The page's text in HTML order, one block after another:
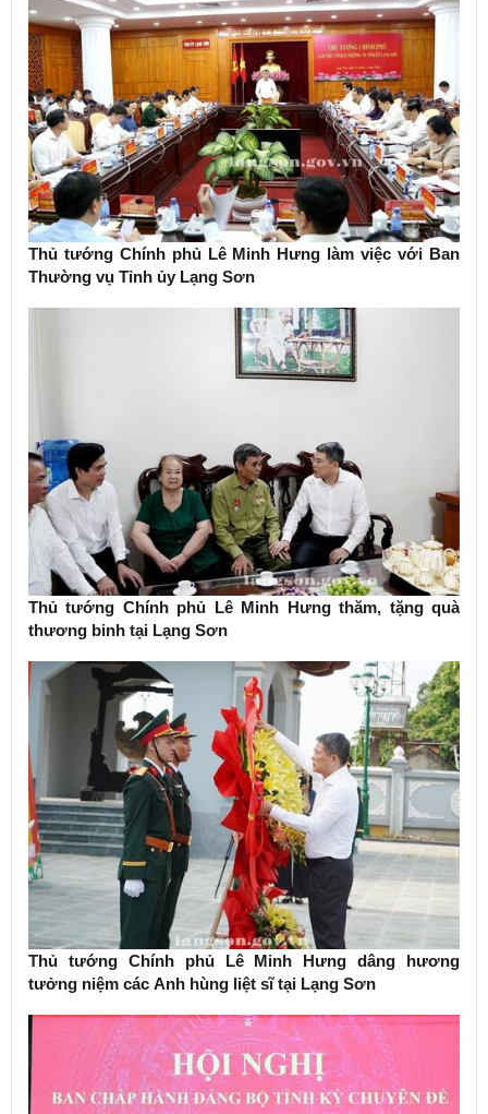
Thủ tướng Chính phủ Lê Minh Hưng làm việc với Ban
Thường vụ Tỉnh ủy Lạng Sơn
Thủ tướng Chính phủ Lê Minh Hưng thăm, tặng quà
thương binh tại Lạng Sơn
Thủ tướng Chính phủ Lê Minh Hưng dâng hương
tưởng niệm các Anh hùng liệt sĩ tại Lạng Sơn